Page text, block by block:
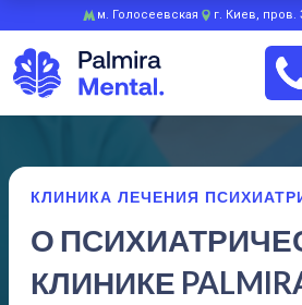
м. Голосеевская г. Киев,
КЛИНИКА ЛЕЧЕНИЯ
О
КЛИНИКЕ